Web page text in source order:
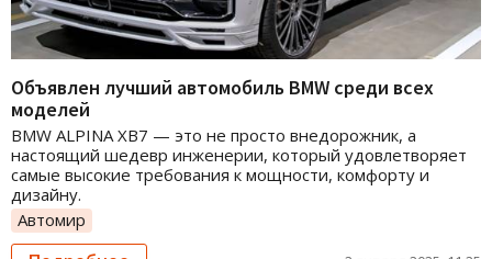
Объявлен лучший автомобиль BMW среди всех
моделей
BMW ALPINA XB7 — это не просто внедорожник, а
настоящий шедевр инженерии, который удовлетворяет
самые высокие требования к мощности, комфорту и
дизайну.
Автомир